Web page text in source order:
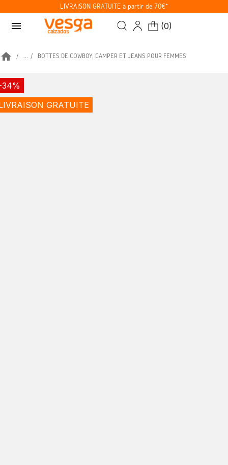
LIVRAISON GRATUITE à partir de 70€*
menu (0)
home ... BOTTES DE COWBOY, CAMPER ET JEANS POUR FEMMES
GRATUITE